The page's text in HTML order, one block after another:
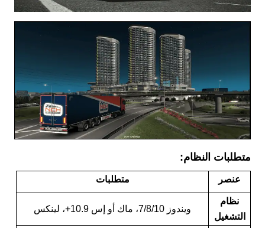
متطلبات النظام:
عنصر متطلبات
نظام
التشغيل
ويندوز 7/8/10، ماك أو إس 10.9+، لينكس